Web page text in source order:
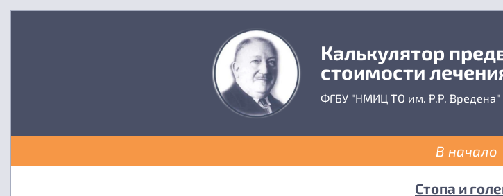
Калькулятор
стоимости
ФГБУ "НМИЦ ТО им. Р.Р. Вредена"
В начало
Стопа и